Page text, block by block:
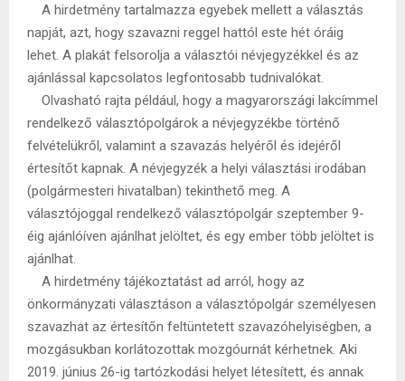
A hirdetmény tartalmazza egyebek mellett a választás
napját, azt, hogy szavazni reggel hattól este hét óráig
lehet. A plakát felsorolja a választói névjegyzékkel és az
ajánlással kapcsolatos legfontosabb tudnivalókat.
Olvasható rajta például, hogy a magyarországi lakcímmel
rendelkező választópolgárok a névjegyzékbe történő
felvételükről, valamint a szavazás helyéről és idejéről
értesítőt kapnak. A névjegyzék a helyi választási irodában
(polgármesteri hivatalban) tekinthető meg. A
választójoggal rendelkező választópolgár szeptember 9-
éig ajánlóíven ajánlhat jelöltet, és egy ember több jelöltet is
ajánlhat.
A hirdetmény tájékoztatást ad arról, hogy az
önkormányzati választáson a választópolgár személyesen
szavazhat az értesítőn feltüntetett szavazóhelyiségben, a
mozgásukban korlátozottak mozgóurnát kérhetnek. Aki
2019. június 26-ig tartózkodási helyet létesített, és annak